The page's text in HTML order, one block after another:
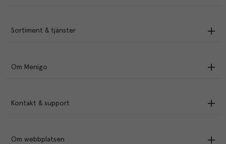
Sortiment & tjänster
Om Menigo
Kontakt & support
Om webbplatsen